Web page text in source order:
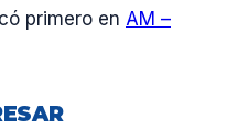
primero en AM –